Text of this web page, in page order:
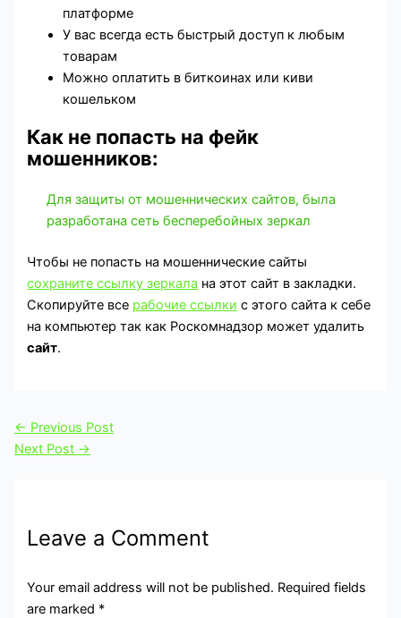
платформе
У вас всегда есть быстрый доступ к любым
товарам
Можно оплатить в биткоинах или киви
кошельком
Как не попасть на фейк
мошенников:
Для защиты от мошеннических сайтов, была
разработана сеть бесперебойных зеркал
Чтобы не попасть на мошеннические сайты
сохраните ссылку зеркала на этот сайт в закладки.
Скопируйте все рабочие ссылки с этого сайта к себе
на компьютер так как Роскомнадзор может удалить
сайт.
← Previous Post
Next Post →
Leave a Comment
Your email address will not be published. Required fields
are marked *